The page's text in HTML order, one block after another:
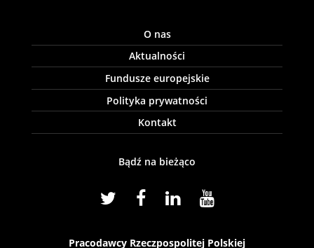
O nas
Aktualności
Fundusze europejskie
Polityka prywatności
Kontakt
Bądź na bieżąco
Pracodawcy Rzeczpospolitej Polskiej